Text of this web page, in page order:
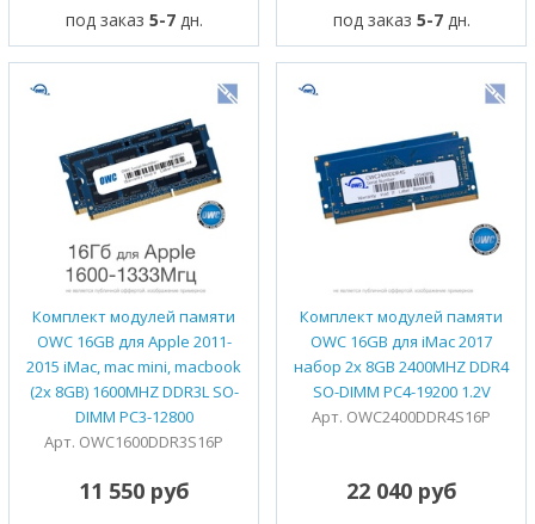
под заказ 5-7дн. под заказ 5-7дн.
Комплект модулей памяти
OWC 16GB для Apple 2011-
2015 iMac, mac mini, macbook
(2x 8GB) 1600MHZ DDR3L SO-
DIMM PC3-12800
Арт. OWC1600DDR3S16P
11 550 руб
Комплект модулей памяти
OWC 16GB для iMac 2017
набор 2x 8GB 2400MHZ DDR4
SO-DIMM PC4-19200 1.2V
Арт. OWC2400DDR4S16P
22 040 руб